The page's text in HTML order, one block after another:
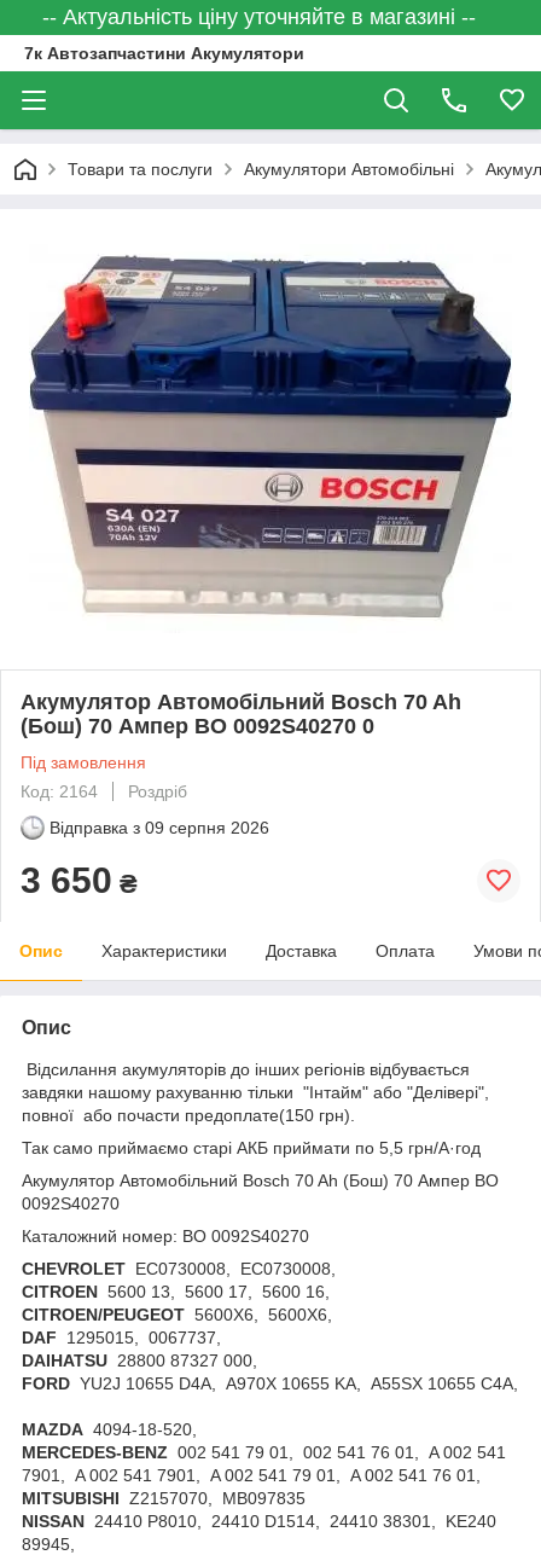
-- Актуальність ціну уточняйте в магазині --
7к Автозапчастини Акумулятори
Товари та послуги Акумулятори Автомобільні
Акумулятор Автомобільний Bosch 70 Ah
(Бош) 70 Ампер BO 0092S40270 0
Під замовлення
Код: 2164
Роздріб
Відправка з 09 серпня 2026
3 650 ₴
Опис Характеристики Доставка Оплата Умови
Опис
Відсилання акумуляторів до інших регіонів відбувається
завдяки нашому рахуванню тільки "Інтайм" або "Делівері",
повної або почасти предоплате(150 грн).
Так само приймаємо старі АКБ приймати по 5,5 грн/А·год
Акумулятор Автомобільний Bosch 70 Ah (Бош) 70 Ампер BO
0092S40270
Каталожний номер: BO 0092S40270
CHEVROLET EC0730008, EC0730008,
CITROEN 5600 13, 5600 17, 5600 16,
CITROEN/PEUGEOT 5600X6, 5600X6,
DAF
1295015, 0067737,
DAIHATSU 28800 87327 000,
FORD YU2J 10655 D4A, A970X 10655 KA, A55SX 10655 C4A,
MAZDA 4094-18-520,
MERCEDES-BENZ 002 541 79 01, 002 541 76 01, A 002 541
7901, A 002 541 7901, A 002 541 79 01, A 002 541 76 01,
MITSUBISHI Z2157070, MB097835
NISSAN 24410 P8010, 24410 D1514, 24410 38301, KE240
89945,